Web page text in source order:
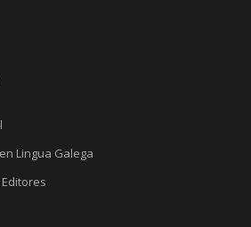
Lingua Galega